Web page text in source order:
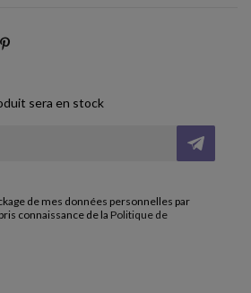
sera en stock
de mes données personnelles par
connaissance de la Politique de